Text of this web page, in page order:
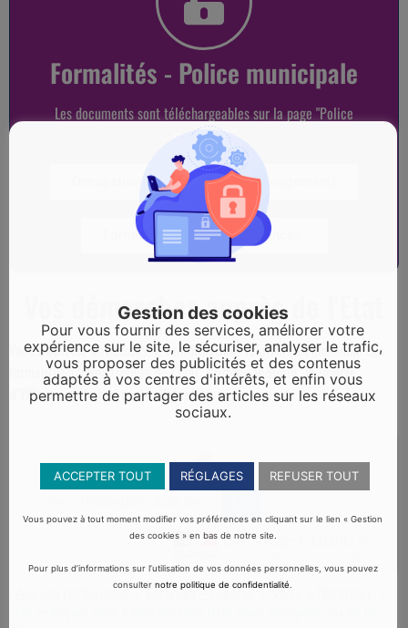
Formalités - Police municipale
Les documents sont téléchargeables sur la page "Police
municipale"
Occupation espace public (déménagement)
Formulaire "Tranquilité vacances"
Vos démarches auprès de l'Etat
Vous trouverez ci-dessous, les informations relatives à l’ensemble des
formalités administratives de l’Etat.Comme indiqué, la mairie
d’Yffiniac ne fait ni carte d’identité ni passeport.
Accueil particuliers Étranger - Europe Vivre à l'étranger
Gestion des cookies
Pour vous fournir des services, améliorer votre
expérience sur le site, le sécuriser, analyser le trafic,
vous proposer des publicités et des contenus
adaptés à vos centres d'intérêts, et enfin vous
permettre de partager des articles sur les réseaux
sociaux.
ACCEPTER TOUT RÉGLAGES REFUSER TOUT
Vous pouvez à tout moment modifier vos préférences en cliquant sur le lien « Gestion
des cookies » en bas de notre site.
Pour plus d’informations sur l’utilisation de vos données personnelles, vous pouvez
consulternotre politique de confidentialité